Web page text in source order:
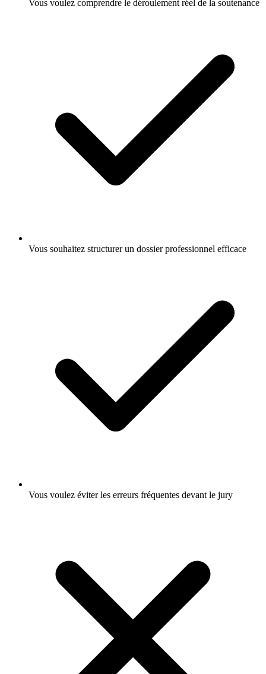
Vous voulez comprendre le déroulement réel de la soutenance
Vous souhaitez structurer un dossier professionnel efficace
Vous voulez éviter les erreurs fréquentes devant le jury